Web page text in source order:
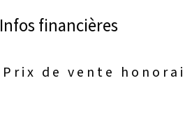
Infos financières
Caractéristiques Valeurs
Prix de vente